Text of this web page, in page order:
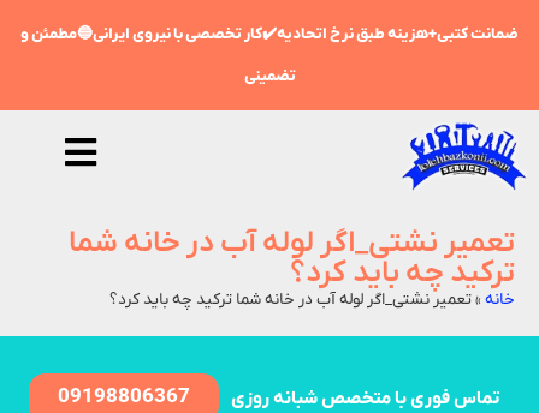
ضمانت کتبی+هزینه طبق نرخ اتحادیه✔️کار تخصصی با نیروی ایرانی🔵مطمئن و
تضمینی
تعمیر نشتی_اگر لوله آب در خانه شما
ترکید چه باید کرد؟
خانه »تعمیر نشتی_اگر لوله آب در خانه شما ترکید چه باید کرد؟
تماس فوری با متخصص شبانه روزی 09198806367